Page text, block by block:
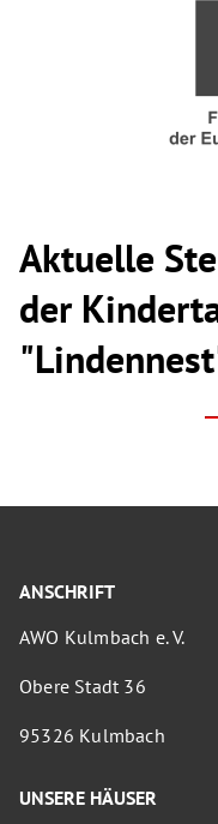
Aktuelle
der
ANSCHRIFT
AWO Kulmbach e. V.
Obere Stadt 36
95326 Kulmbach
UNSERE HÄUSER